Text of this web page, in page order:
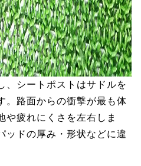
、シートポストはサドルを
。路面からの衝撃が最も体
や疲れにくさを左右しま
ッドの厚み・形状などに違